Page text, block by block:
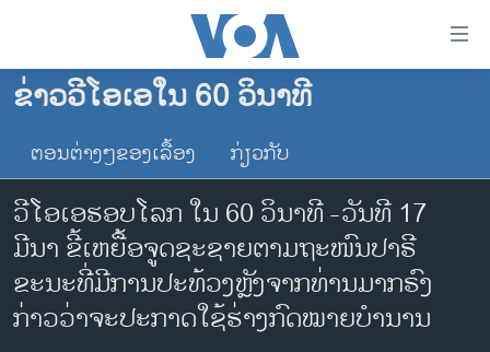
ເຂົ້າ
ຂ້າມ
ຂ້າມ
ໄປ
ຫາ
ຊອກ
ຄົ້ນ
ໂຮມເພຈ
ລາວ
ອາເມຣິກາ
ການເລືອກຕັ້ງ ປະທານາທີບໍດີ ສະຫະລັດ 2024
ຂ່າວ​ຈີນ
ໂລກ
ຂ່າວວີໂອເອໃນ 60 ວິນາທີ
ຕອນຕ່າງໆຂອງເລື້ອງ ກ່ຽວກັບ
ວີໂອເອຮອບໂລກ ໃນ 60 ວິນາທີ -ວັນທີ 17
ມີນາ ຂີ້ເຫຍື້ອຈູດຊະຊາຍຕາມຖະໜົນປາຣີ
ຂະນະທີ່ມີການປະທ້ວງຫຼັງຈາກທ່ານມາກຣົງ
ກ່າວວ່າຈະປະກາດໃຊ້ຮ່າງກົດໝາຍບໍານານ